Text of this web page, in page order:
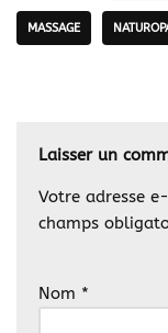
MASSAGE
Laisser un
Votre adresse
champs
Nom *